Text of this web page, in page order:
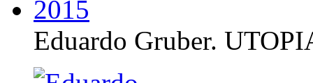
Eduardo Gruber.